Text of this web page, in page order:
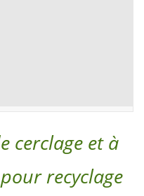
cerclage et à
recyclage